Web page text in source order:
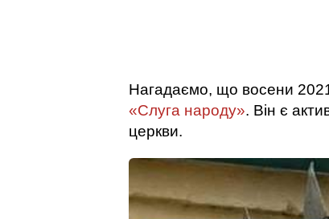
Нагадаємо, що восени
«Слуга народу». Він є
церкви.